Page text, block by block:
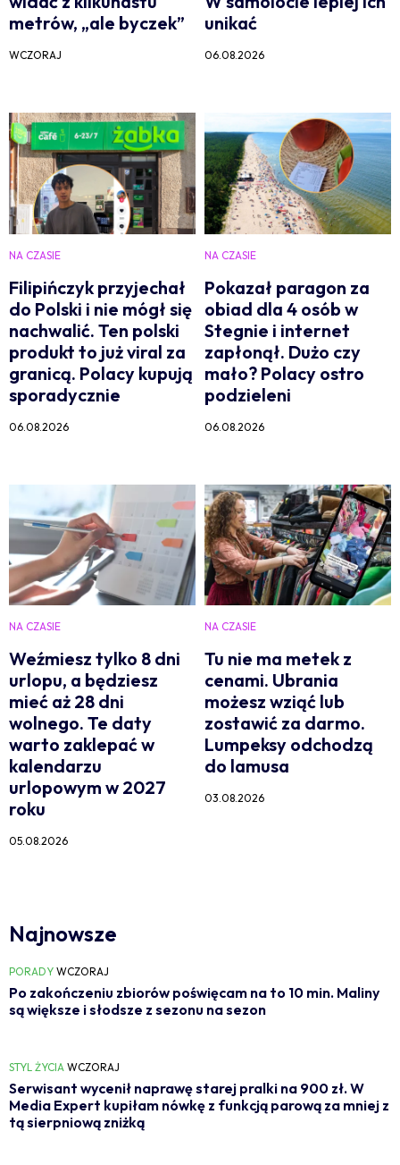
metrów, „ale byczek”
WCZORAJ
unikać
06.08.2026
NA CZASIE
Filipińczyk przyjechał
do Polski i nie mógł się
nachwalić. Ten polski
produkt to już viral za
granicą. Polacy kupują
sporadycznie
06.08.2026
NA CZASIE
Pokazał paragon za
obiad dla 4 osób w
Stegnie i internet
zapłonął. Dużo czy
mało? Polacy ostro
podzieleni
06.08.2026
NA CZASIE
Weźmiesz tylko 8 dni
urlopu, a będziesz
mieć aż 28 dni
wolnego. Te daty
warto zaklepać w
kalendarzu
urlopowym w 2027
roku
05.08.2026
NA CZASIE
Tu nie ma metek z
cenami. Ubrania
możesz wziąć lub
zostawić za darmo.
Lumpeksy odchodzą
do lamusa
03.08.2026
Najnowsze
PORADY WCZORAJ
Po zakończeniu zbiorów poświęcam na to 10 min. Maliny
są większe i słodsze z sezonu na sezon
STYL ŻYCIA WCZORAJ
Serwisant wycenił naprawę starej pralki na 900 zł. W
Media Expert kupiłam nówkę z funkcją parową za mniej z
tą sierpniową zniżką